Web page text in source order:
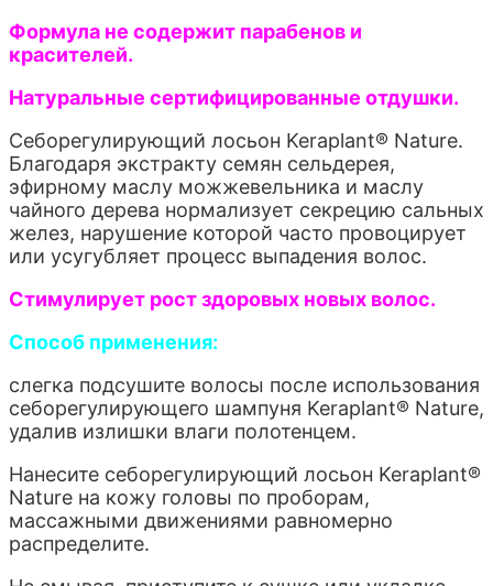
Формула не содержит парабенов и
красителей.
Натуральные сертифицированные отдушки.
Себорегулирующий лосьон Keraplant® Nature.
Благодаря экстракту семян сельдерея,
эфирному маслу можжевельника и маслу
чайного дерева нормализует секрецию сальных
желез, нарушение которой часто провоцирует
или усугубляет процесс выпадения волос.
Стимулирует рост здоровых новых волос.
Способ применения:
слегка подсушите волосы после использования
себорегулирующего шампуня Keraplant® Nature,
удалив излишки влаги полотенцем.
Нанесите себорегулирующий лосьон Keraplant®
Nature на кожу головы по проборам,
массажными движениями равномерно
распределите.